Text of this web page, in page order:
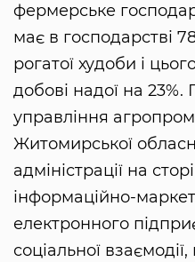
фермерське
має в господарстві
рогатої худоби і
добові надої на
управління
Житомирської
адміністрації на
інформаційно-
електронного
соціальної